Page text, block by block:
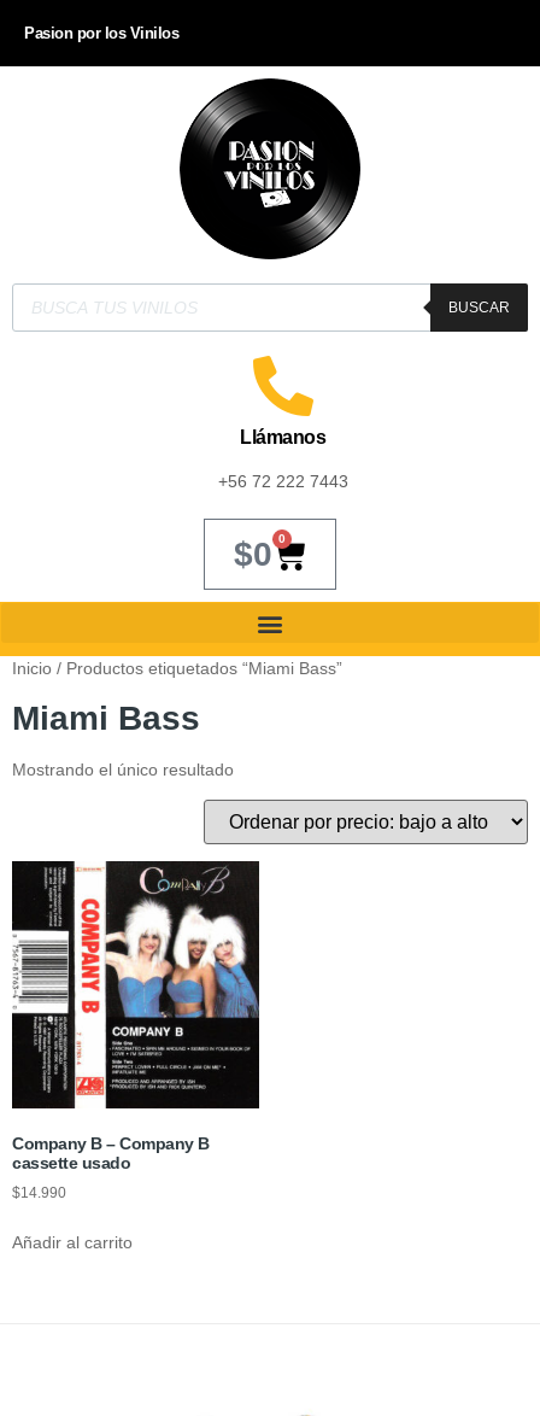
Pasion por los Vinilos
BUSCAR
Llámanos
+56 72 222 7443
$0 0
Inicio / Productos etiquetados “Miami Bass”
Miami Bass
Mostrando el único resultado
Company B – Company B
cassette usado
$14.990
Añadir al carrito